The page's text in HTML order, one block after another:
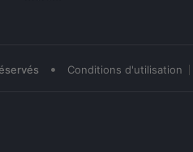
• Conditions d'utilisation